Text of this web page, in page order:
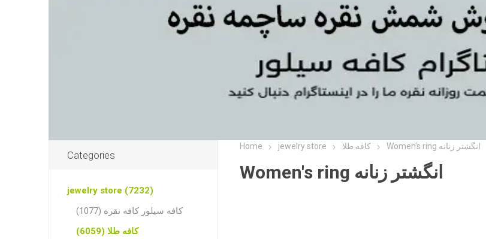
Home jewelry store کافه طلا Women's ring انگشتر زنانه
Women's ring انگشتر زنانه
Categories
jewelry store (7232)
کافه سیلور کافه نقره (1077)
کافه طلا (6059)